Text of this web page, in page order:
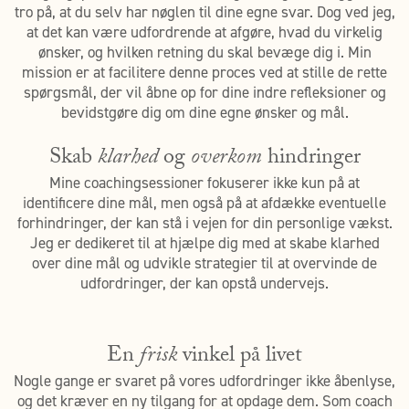
Enfriskvinkel på livet
Nogle gange er svaret på vores udfordringer ikke åbenlyse,
og det kræver en ny tilgang for at opdage dem. Som coach
tro på, at du selv har nøglen til dine egne svar. Dog ved jeg,
at det kan være udfordrende at afgøre, hvad du virkelig
ønsker, og hvilken retning du skal bevæge dig i. Min
mission er at facilitere denne proces ved at stille de rette
spørgsmål, der vil åbne op for dine indre refleksioner og
bevidstgøre dig om dine egne ønsker og mål.
Skabklarhedogoverkomhindringer
Mine coachingsessioner fokuserer ikke kun på at
identificere dine mål, men også på at afdække eventuelle
forhindringer, der kan stå i vejen for din personlige vækst.
Jeg er dedikeret til at hjælpe dig med at skabe klarhed
over dine mål og udvikle strategier til at overvinde de
udfordringer, der kan opstå undervejs.